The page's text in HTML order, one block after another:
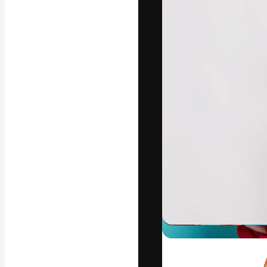
La plateforme
vos meilleurs
d’abonnés :
Copyright ©